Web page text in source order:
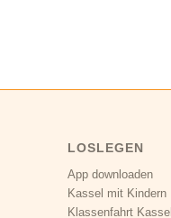
LOSLEGEN
App downloaden
Kassel mit Kindern
Klassenfahrt Kassel